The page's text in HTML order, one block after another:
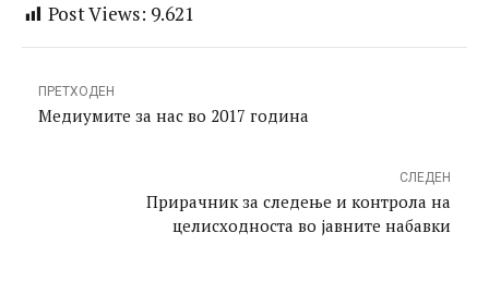
Post Views: 9.621
ПРЕТХОДЕН
Медиумите за нас во 2017 година
СЛЕДЕН
Прирачник за следење и контрола на
целисходноста во јавните набавки